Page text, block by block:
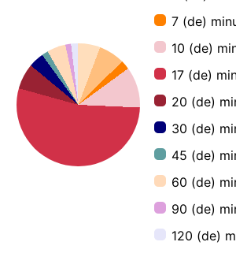
7 (de)
10 (de)
17 (de)
20 (de)
30 (de)
45 (de)
60 (de)
90 (de)
120 (de)